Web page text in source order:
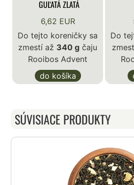
GUĽATÁ ZLATÁ
6,62 EUR
Do tejto koreničky sa
zmestí až 340 g čaju
Rooibos Advent
do košíka
Do
SÚVISIACE PRODUKTY